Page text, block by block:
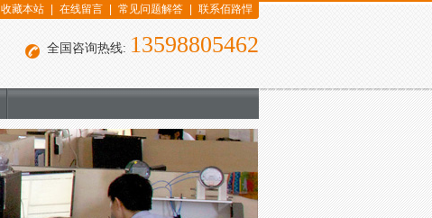
收藏本站 在线留言 常见问题解答 联系佰路悍
全国咨询热线: 13598805462